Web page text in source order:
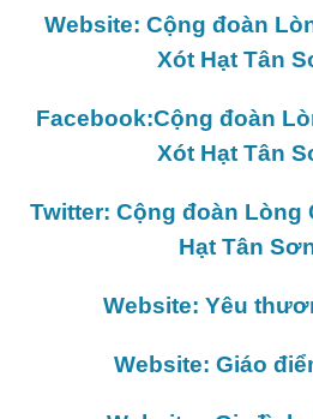
Website: Cộng đoàn
Xót Hạt Tân
Facebook:Cộng đoàn
Xót Hạt Tân
Twitter: Cộng đoàn
Hạt Tân
Website: Yêu
Website: Giáo